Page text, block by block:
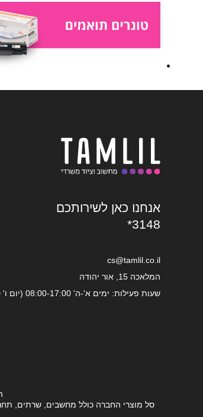
אנחנו כאן לשירותכם
*3148
cs@tamlil.co.il
המלאכה 15, אור יהודה
שעות פעילות: ימים א'-ה' 08:00-17:00 (יום ו' סגור)
סל מוצרי החברה כולל מחשבים, שרתים,